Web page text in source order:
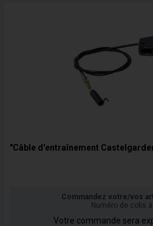
"Câble d'entraînement
Commandez votre/vos
Numéro de colis
Votre commande sera